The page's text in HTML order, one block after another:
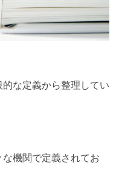
な定義から整理してい
機関で定義されてお